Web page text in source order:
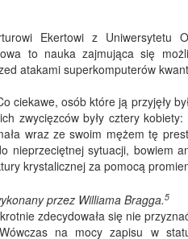
Ekertowi z Uniwersytetu
to nauka zajmująca się
atakami superkomputerów
osób które ją przyjęły
zwycięzców były cztery
wraz ze swoim mężem tę
nieprzeciętnej sytuacji, bowiem
krystalicznej za pomocą
przez Williama Bragga.5
zdecydowała się nie
na mocy zapisu w